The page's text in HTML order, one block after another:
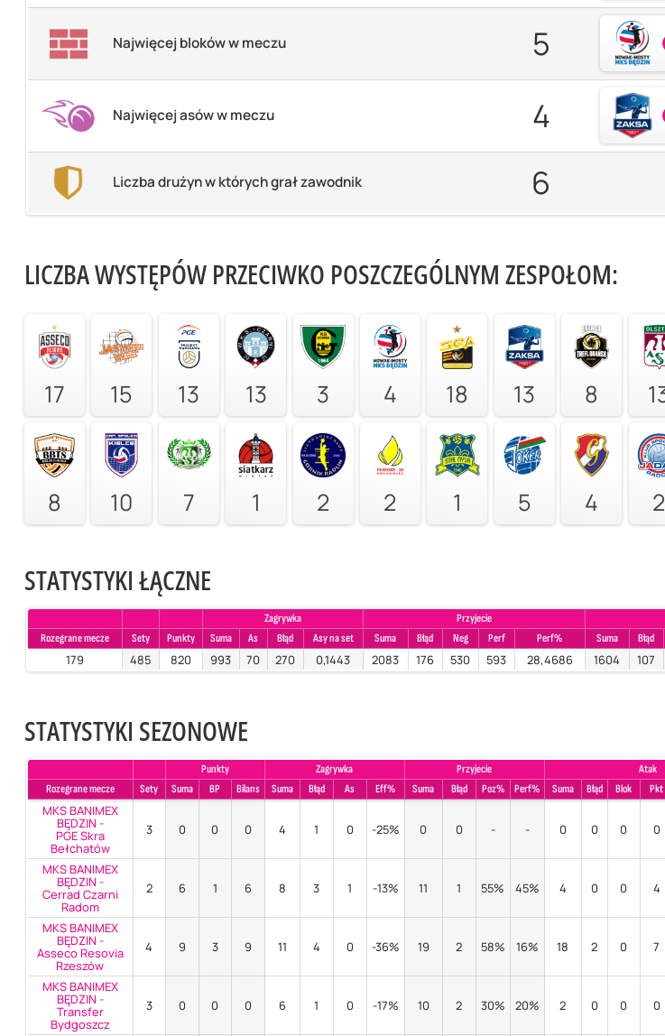
Najwięcej bloków w meczu 5
Najwięcej asów w meczu 4
Liczba drużyn w których grał zawodnik 6
LICZBA WYSTĘPÓW PRZECIWKO POSZCZEGÓLNYM ZESPOŁOM:
17 15 13 13 3 4 18 13 8
8 10 7 1 2 2 1 5 4 2
STATYSTYKI ŁĄCZNE
Zagrywka Przyjecie
Rozegrane mecze
Sety Punkty Suma As Błąd Asy na set Suma Błąd Neg Perf Perf% Suma Błąd
179 485 820 993 70 270 0,1443 2083 176 530 593 28,4686 1604 107
STATYSTYKI SEZONOWE
Punkty Zagrywka Przyjecie Atak
Rozegrane mecze
Sety Suma BP Bilans Suma Błąd As Eff% Suma Błąd Poz% Perf% Suma Błąd Blok Pkt
MKS BANIMEX
BĘDZIN -
PGE Skra
Bełchatów
3 0 0 0 4 1 0 -25% 0 0 - - 0 0 0 0
MKS BANIMEX
BĘDZIN -
Cerrad Czarni
Radom
2 6 1 6 8 3 1 -13% 11 1 55% 45% 4 0 0 4
MKS BANIMEX
BĘDZIN -
Asseco Resovia
Rzeszów
4 9 3 9 11 4 0 -36% 19 2 58% 16% 18 2 0 7
MKS BANIMEX
BĘDZIN -
Transfer
Bydgoszcz
3 0 0 0 6 1 0 -17% 10 2 30% 20% 2 0 0 0